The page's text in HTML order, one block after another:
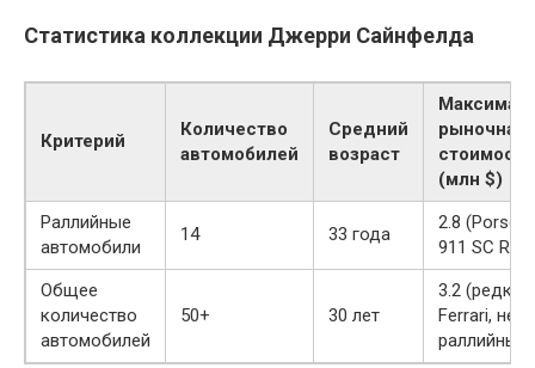
Статистика коллекции Джерри Сайнфелда
Критерий
Количество
автомобилей
Средний
возраст
рыночная
стоимость
(млн $)
Раллийные
автомобили
14 33 года
2.8
911 SC RS)
Общее
количество
автомобилей
50+ 30 лет
3.2 (редкие
Ferrari, не
раллийные)